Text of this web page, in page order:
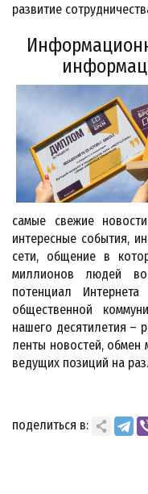
развитие
самые свежие
интересные события,
сети, общение в
миллионов людей
потенциал
общественной
нашего десятилетия –
ленты новостей, обмен
ведущих позиций на
поделиться в: